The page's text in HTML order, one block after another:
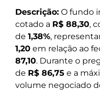
Descrição: O fundo
cotado a R$ 88,30,
de 1,38%,
1,20 em relação ao
87,10. Durante o
de R$ 86,75 e a
volume negociado